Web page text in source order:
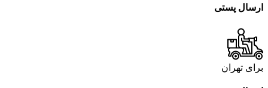
ارسال پستی
برای تهران